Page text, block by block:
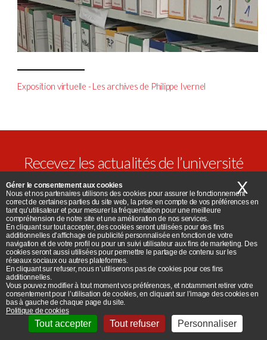
Exposition virtuelle - Les archives de Philippe Ivernel
Recevez les actualités de l’université
Paris 8
Accessibilité
Gérer le consentement aux cookies
Nous et nos partenaires utilisons des cookies pour assurer le fonctionnement
correct de certaines parties du site web, la prise en compte de vos préférences en
tant qu’utilisateur et pour mesurer la fréquentation pour une meilleure
compréhension de notre site et une amélioration de nos services.
En cliquant sur tout accepter, des cookies seront utilisées pour des fins
additionnelles d’affichage de publicité personnalisée en fonction de votre
navigation et de votre profil ou pour un suivi utilisateur aux fins de marketing. Des
cookies seront aussi utilisées pour permettre le partage de contenu sur les
réseaux sociaux ou autres plateformes.
En cliquant sur refuser, nous n’utiliserons pas de cookies pour ces fins
additionnelles.
Vous pouvez modifier à tout moment vos préférences, et notamment retirer votre
consentement pour l’utilisation de cookies, en cliquant sur l’image des cookies en
bas à gauche de chaque page du site.
Politique de cookies
Tout accepter Tout refuser Personnaliser
X